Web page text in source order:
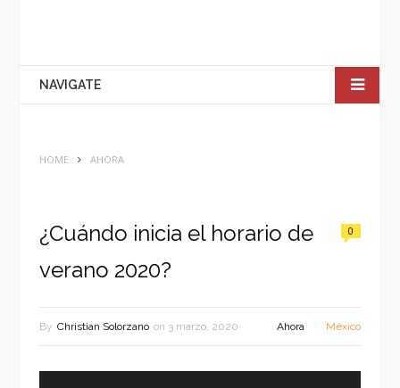
NAVIGATE
HOME AHORA
¿Cuándo inicia el horario de
verano 2020?
0
By Christian Solorzano on 3 marzo, 2020 Ahora México